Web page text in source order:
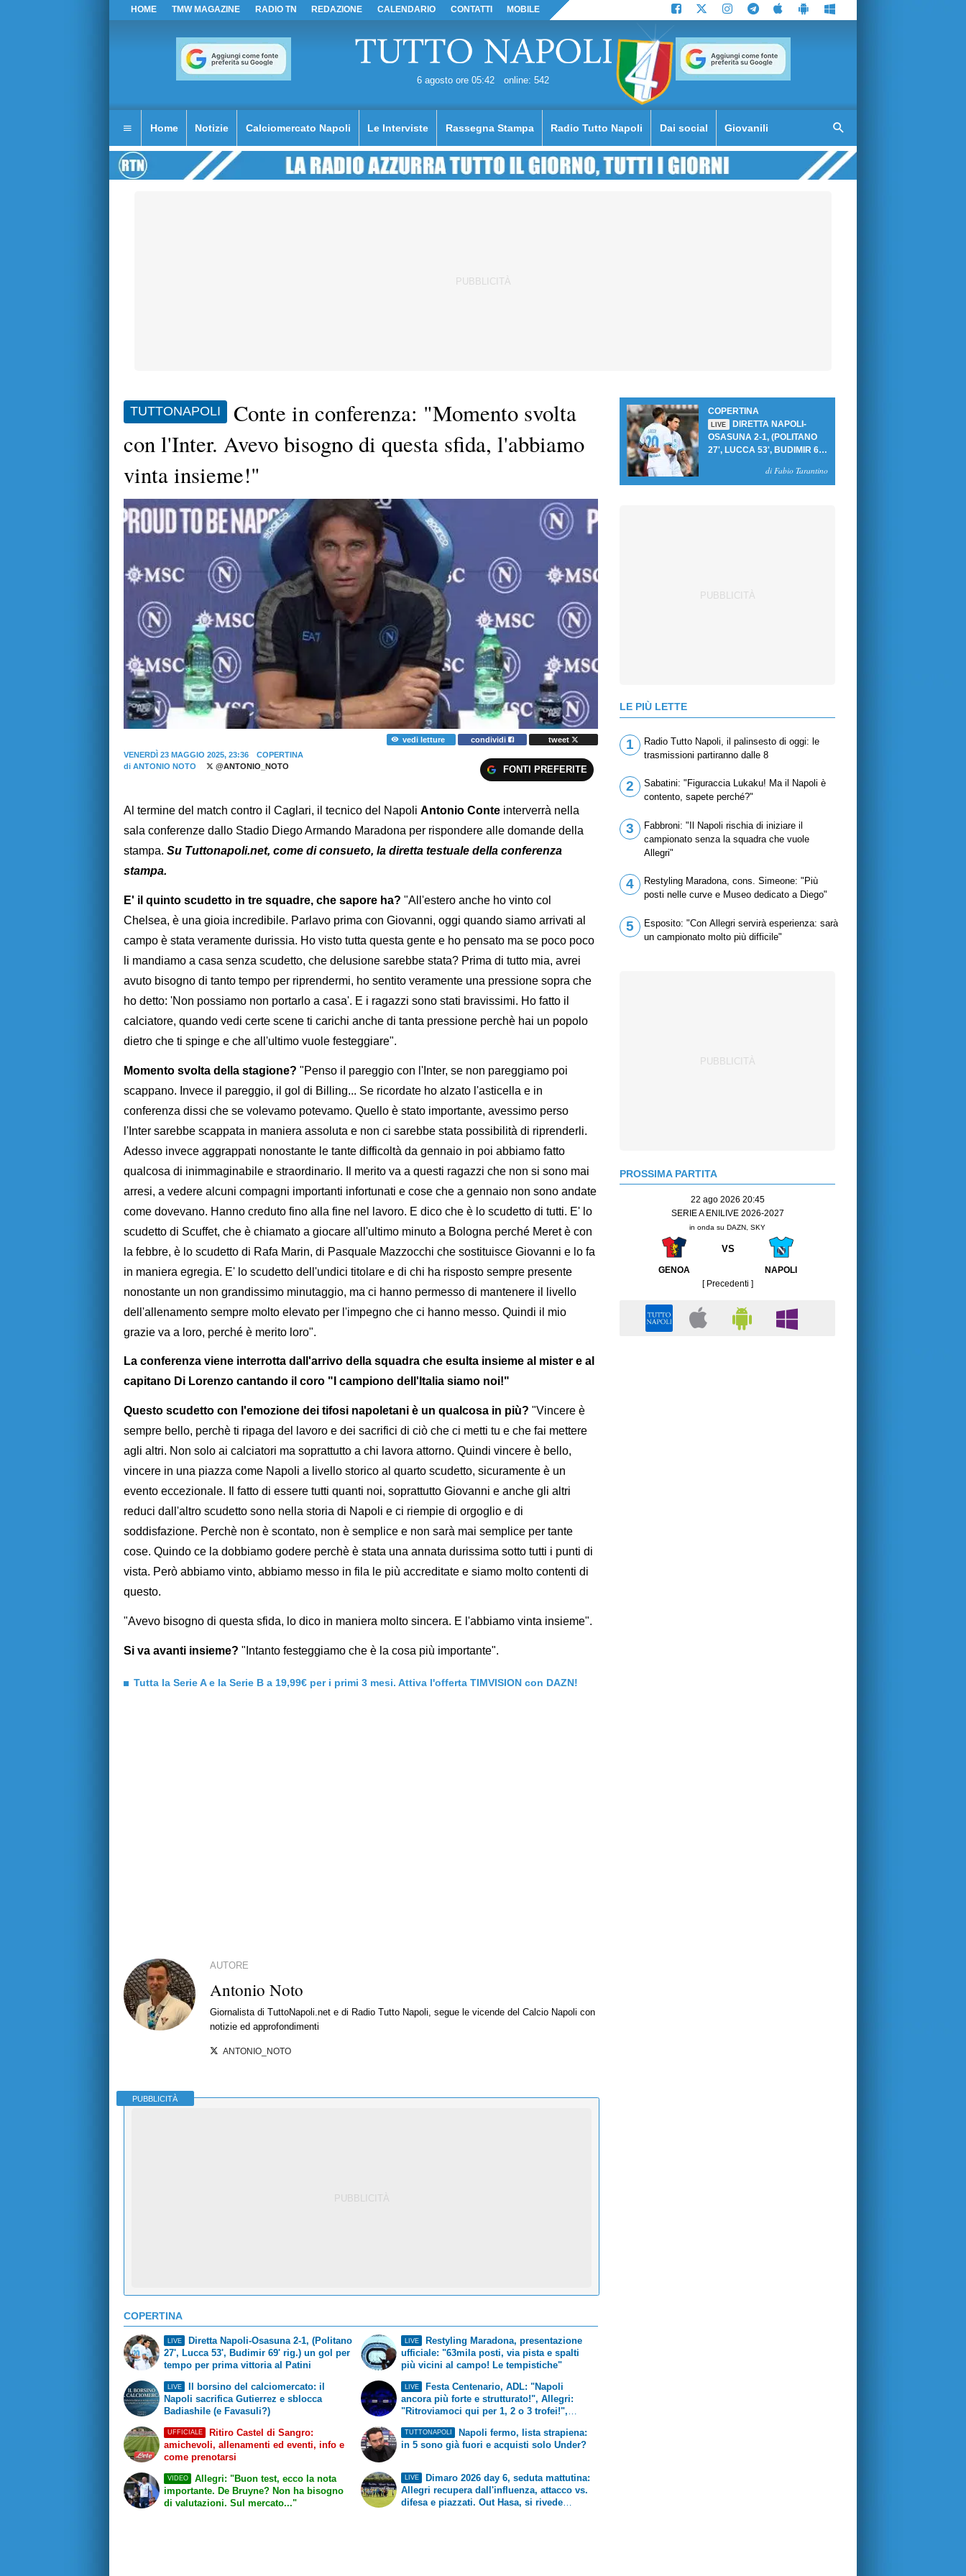
HOME TMW MAGAZINE RADIO TN REDAZIONE CALENDARIO CONTATTI MOBILE
6 agosto ore 05:42 online: 542
Home Notizie Calciomercato Napoli Le Interviste Rassegna Stampa Radio Tutto Napoli Dai social Giovanili
TUTTONAPOLI
Conte in conferenza: "Momento svolta
con l'Inter. Avevo bisogno di questa sfida, l'abbiamo
vinta insieme!"
vedi letture condividi
tweet
VENERDÌ 23 MAGGIO 2025, 23:36
COPERTINA
di ANTONIO NOTO @ANTONIO_NOTO FONTI PREFERITE
Al termine del match contro il Caglari, il tecnico del Napoli Antonio Conte interverrà nella
sala conferenze dallo Stadio Diego Armando Maradona per rispondere alle domande della
stampa. Su Tuttonapoli.net, come di consueto, la diretta testuale della conferenza
stampa.
E' il quinto scudetto in tre squadre, che sapore ha? "All'estero anche ho vinto col
Chelsea, è una gioia incredibile. Parlavo prima con Giovanni, oggi quando siamo arrivati al
campo è stata veramente durissia. Ho visto tutta questa gente e ho pensato ma se poco poco
li mandiamo a casa senza scudetto, che delusione sarebbe stata? Prima di tutto mia, avrei
avuto bisogno di tanto tempo per riprendermi, ho sentito veramente una pressione sopra che
ho detto: 'Non possiamo non portarlo a casa'. E i ragazzi sono stati bravissimi. Ho fatto il
calciatore, quando vedi certe scene ti carichi anche di tanta pressione perchè hai un popolo
dietro che ti spinge e che all'ultimo vuole festeggiare".
Momento svolta della stagione? "Penso iI pareggio con l'Inter, se non pareggiamo poi
scappano. Invece il pareggio, il gol di Billing... Se ricordate ho alzato l'asticella e in
conferenza dissi che se volevamo potevamo. Quello è stato importante, avessimo perso
l'Inter sarebbe scappata in maniera assoluta e non ci sarebbe stata possibilità di riprenderli.
Adesso invece aggrappati nonostante le tante difficoltà da gennaio in poi abbiamo fatto
qualcosa di inimmaginabile e straordinario. Il merito va a questi ragazzi che non si sono mai
arresi, a vedere alcuni compagni importanti infortunati e cose che a gennaio non sono andate
come dovevano. Hanno creduto fino alla fine nel lavoro. E dico che è lo scudetto di tutti. E' lo
scudetto di Scuffet, che è chiamato a giocare all'ultimo minuto a Bologna perché Meret è con
la febbre, è lo scudetto di Rafa Marin, di Pasquale Mazzocchi che sostituisce Giovanni e lo fa
in maniera egregia. E' lo scudetto dell'undici titolare e di chi ha risposto sempre presente
nonostante un non grandissimo minutaggio, ma ci hanno permesso di mantenere il livello
dell'allenamento sempre molto elevato per l'impegno che ci hanno messo. Quindi il mio
grazie va a loro, perché è merito loro".
La conferenza viene interrotta dall'arrivo della squadra che esulta insieme al mister e al
capitano Di Lorenzo cantando il coro "I campiono dell'Italia siamo noi!"
Questo scudetto con l'emozione dei tifosi napoletani è un qualcosa in più? "Vincere è
sempre bello, perchè ti ripaga del lavoro e dei sacrifici di ciò che ci metti tu e che fai mettere
agli altri. Non solo ai calciatori ma soprattutto a chi lavora attorno. Quindi vincere è bello,
vincere in una piazza come Napoli a livello storico al quarto scudetto, sicuramente è un
evento eccezionale. Il fatto di essere tutti quanti noi, soprattutto Giovanni e anche gli altri
reduci dall'altro scudetto sono nella storia di Napoli e ci riempie di orgoglio e di
soddisfazione. Perchè non è scontato, non è semplice e non sarà mai semplice per tante
cose. Quindo ce la dobbiamo godere perchè è stata una annata durissima sotto tutti i punti di
vista. Però abbiamo vinto, abbiamo messo in fila le più accreditate e siamo molto contenti di
questo.
"Avevo bisogno di questa sfida, lo dico in maniera molto sincera. E l'abbiamo vinta insieme".
Si va avanti insieme? "Intanto festeggiamo che è la cosa più importante".
Tutta la Serie A e la Serie B a 19,99€ per i primi 3 mesi. Attiva l'offerta TIMVISION con DAZN!
AUTORE
Antonio Noto
Giornalista di TuttoNapoli.net e di Radio Tutto Napoli, segue le vicende del Calcio Napoli con
notizie ed approfondimenti
ANTONIO_NOTO
PUBBLICITÀ
COPERTINA
LIVE
Diretta Napoli-Osasuna 2-1, (Politano
27', Lucca 53', Budimir 69' rig.) un gol per
tempo per prima vittoria al Patini
LIVE
Il borsino del calciomercato: il
Napoli sacrifica Gutierrez e sblocca
Badiashile (e Favasuli?)
LIVE
Restyling Maradona, presentazione
ufficiale: "63mila posti, via pista e spalti
più vicini al campo! Le tempistiche"
LIVE
Festa Centenario, ADL: "Napoli
ancora più forte e strutturato!", Allegri:
"Ritroviamoci qui per 1, 2 o 3 trofei!",
UFFICIALE
Ritiro Castel di Sangro:
amichevoli, allenamenti ed eventi, info e
come prenotarsi
VIDEO
Allegri: "Buon test, ecco la nota
importante. De Bruyne? Non ha bisogno
di valutazioni. Sul mercato..."
TUTTONAPOLI
Napoli fermo, lista strapiena:
in 5 sono già fuori e acquisti solo Under?
LIVE
Dimaro 2026 day 6, seduta mattutina:
Allegri recupera dall'influenza, attacco vs.
difesa e piazzati. Out Hasa, si rivede
COPERTINA
LIVE
DIRETTA NAPOLI-
OSASUNA 2-1, (POLITANO
27', LUCCA 53', BUDIMIR 69'
PER PRIMA VITTORIA AL
di Fabio Tarantino
LE PIÙ LETTE
1
Radio Tutto Napoli, il palinsesto di oggi: le
trasmissioni partiranno dalle 8
2
Sabatini: "Figuraccia Lukaku! Ma il Napoli è
contento, sapete perché?"
3
Fabbroni: "Il Napoli rischia di iniziare il
campionato senza la squadra che vuole
Allegri"
4
Restyling Maradona, cons. Simeone: "Più
posti nelle curve e Museo dedicato a Diego"
5
Esposito: "Con Allegri servirà esperienza: sarà
un campionato molto più difficile"
PROSSIMA PARTITA
22 ago 2026 20:45
SERIE A ENILIVE 2026-2027
in onda su DAZN, SKY
VS
GENOA
NAPOLI
[ Precedenti ]